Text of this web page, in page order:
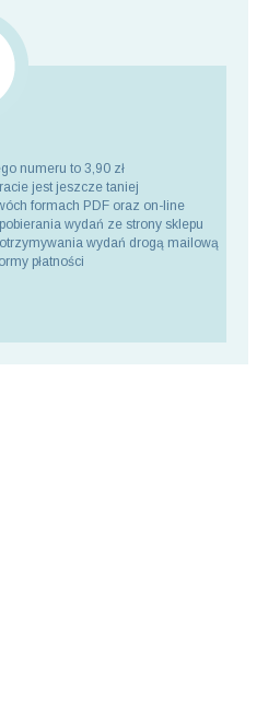
numeru to 3,90 zł
jest jeszcze taniej
formach PDF oraz on-line
wydań ze strony sklepu
wydań drogą mailową
płatności